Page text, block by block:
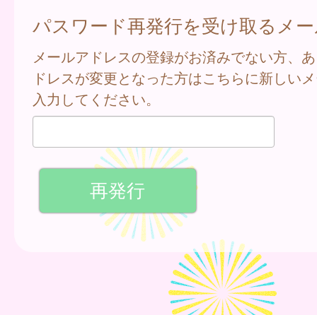
パスワード再発行を受け取るメ
メールアドレスの登録がお済みでない方、
ドレスが変更となった方はこちらに新しい
入力してください。